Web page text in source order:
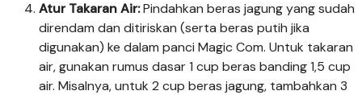
Atur Takaran Air:Pindahkan beras jagung yang sudah
direndam dan ditiriskan (serta beras putih jika
digunakan) ke dalam panci Magic Com. Untuk takaran
air, gunakan rumus dasar 1 cup beras banding 1,5 cup
air. Misalnya, untuk 2 cup beras jagung, tambahkan 3